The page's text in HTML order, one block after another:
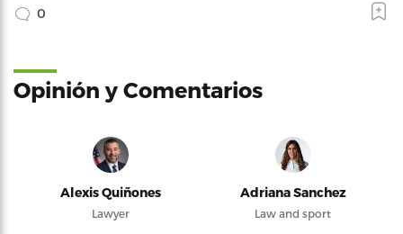
0
Opinión y Comentarios
Alexis Quiñones
Lawyer
Adriana Sanchez
Law and sport